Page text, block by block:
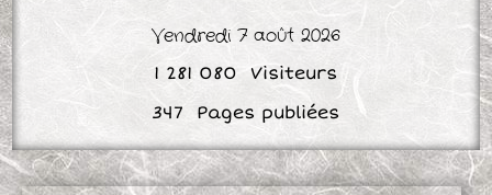
Vendredi 7 août 2026